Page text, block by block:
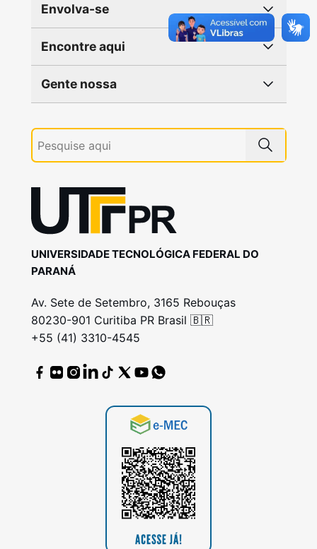
Envolva-se
Encontre aqui
Gente nossa
UNIVERSIDADE TECNOLÓGICA FEDERAL DO
PARANÁ
Av. Sete de Setembro, 3165 Rebouças
80230-901 Curitiba PR Brasil 🇧🇷
+55 (41) 3310-4545